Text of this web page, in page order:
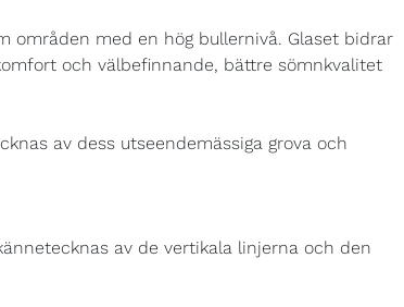
områden med en hög bullernivå. Glaset bidrar
och välbefinnande, bättre sömnkvalitet
av dess utseendemässiga grova och
av de vertikala linjerna och den